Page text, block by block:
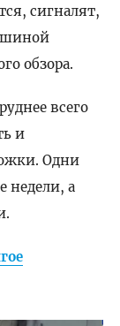
сигналят,
обзора.
всего
и
Одни
недели, а